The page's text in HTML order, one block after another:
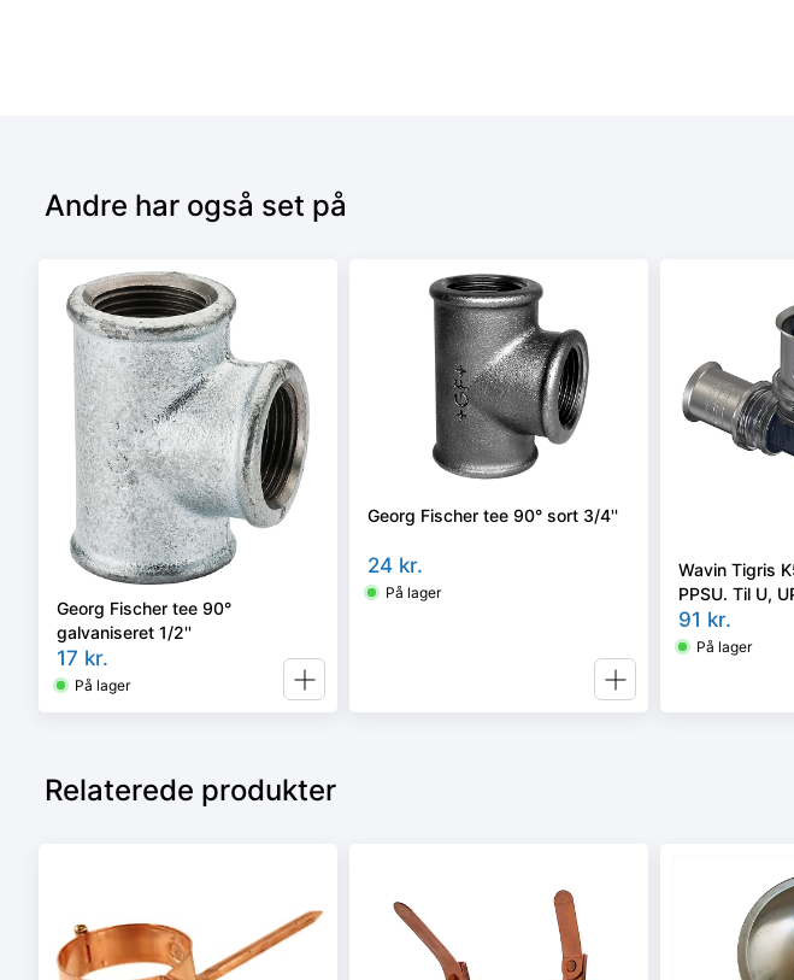
Andre har også set på
Georg Fischer tee 90°
galvaniseret 1/2''
17 kr.
På lager
Georg Fischer tee 90° sort 3/4''
24 kr.
På lager
Wavin Tigris
PPSU. Til U,
91 kr.
På lager
Relaterede produkter